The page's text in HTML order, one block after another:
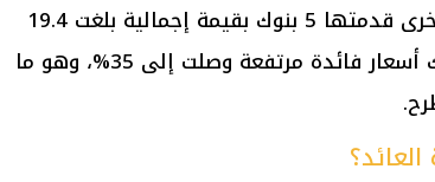
وجاء ذلك في مقابل رفض عروض أخرى قدمتها 5 بنوك بقيمة إجمالية بلغت 19.4
أسعار فائدة
مرتفعة وصلت إلى 35%، وهو ما